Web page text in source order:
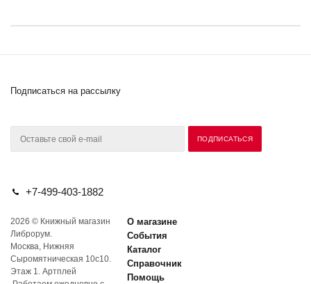
Подписаться на рассылку
+7-499-403-1882
2026 © Книжный магазин
Либрорум.
Москва, Нижняя
Сыромятническая 10с10.
Этаж 1. Артплей
О магазине
События
Каталог
Справочник
Помощь